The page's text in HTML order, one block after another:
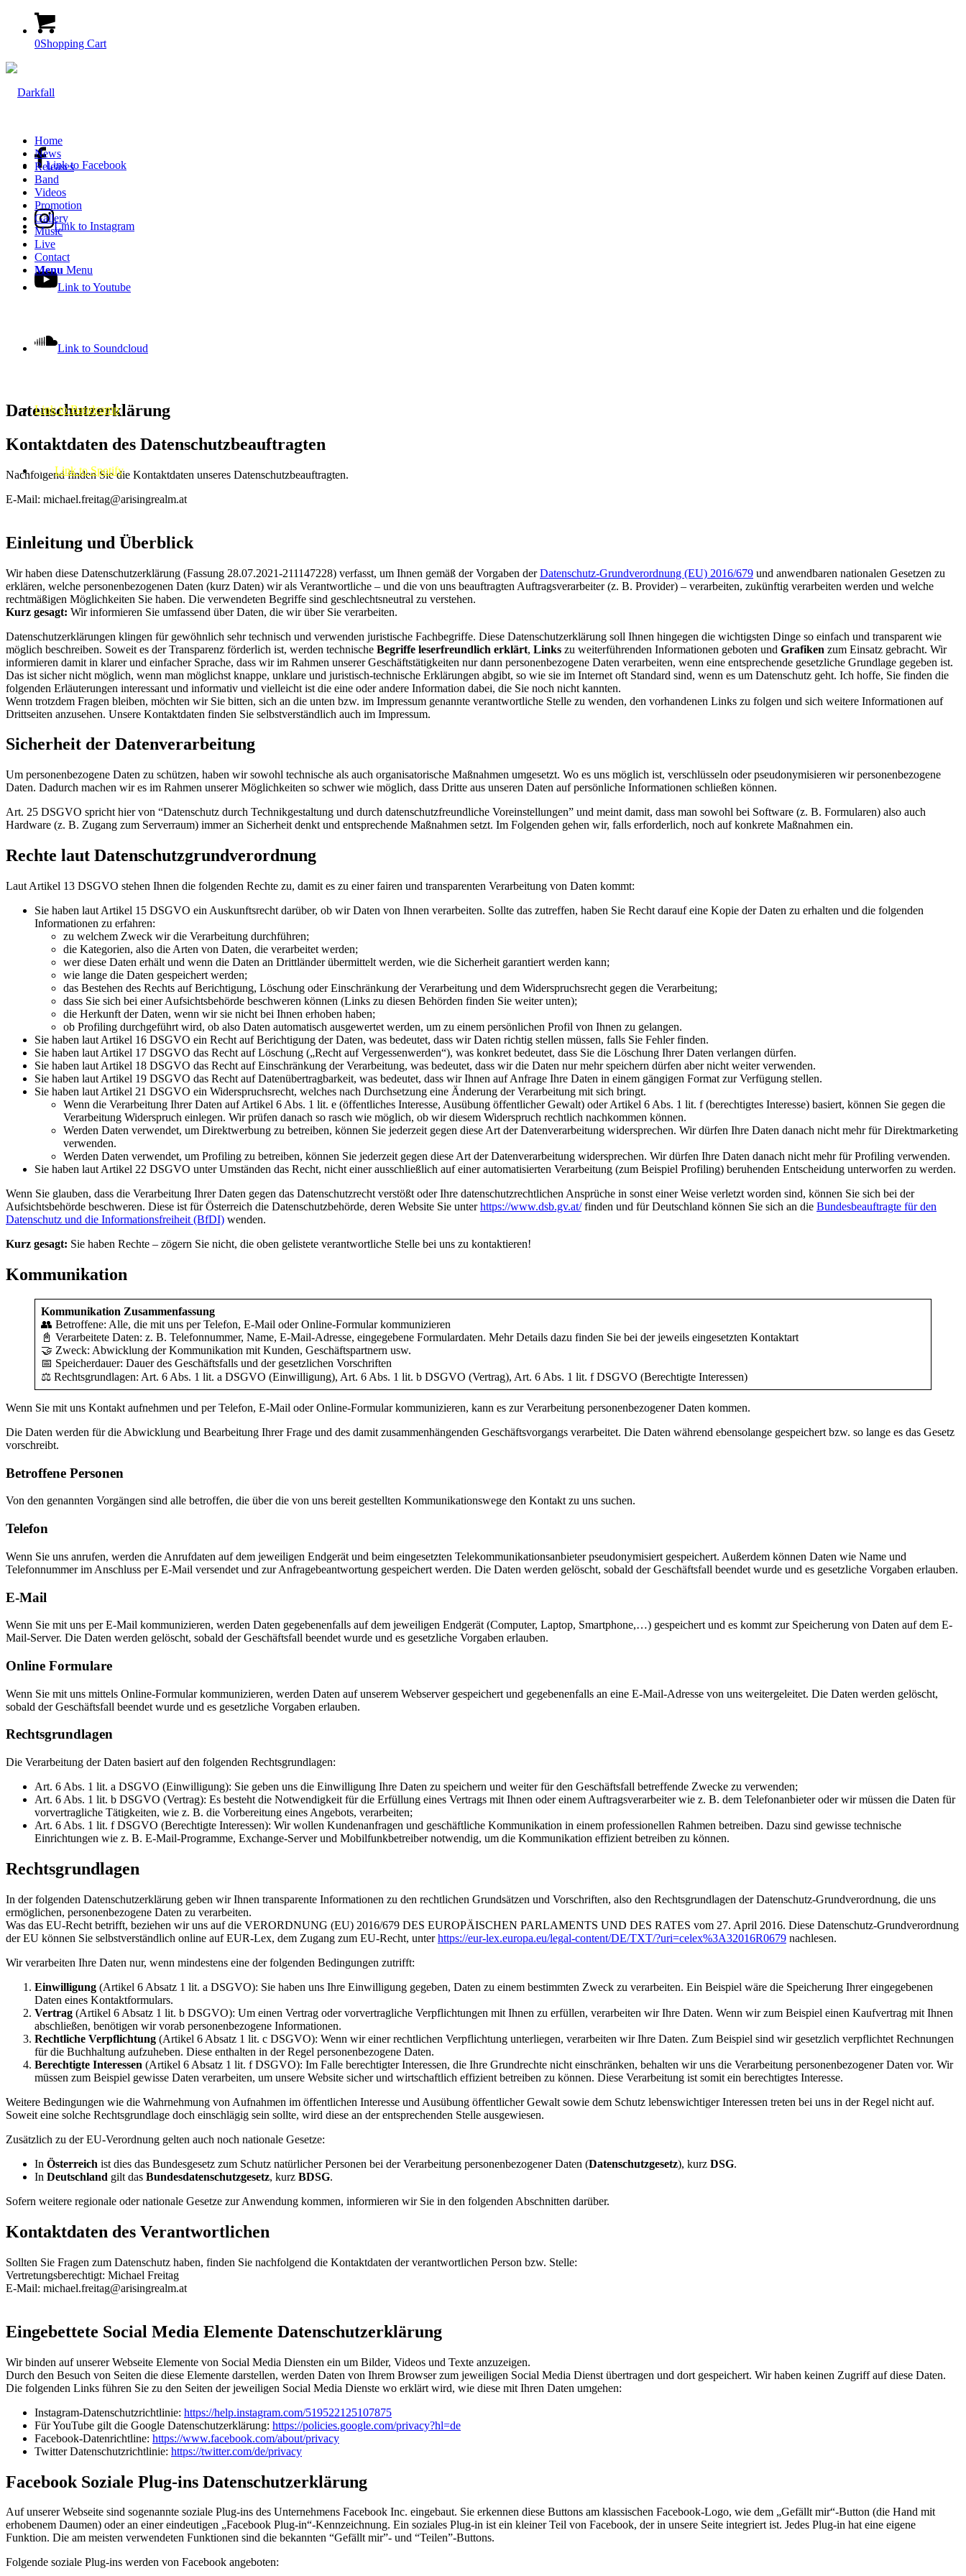
0Shopping Cart
Link to Facebook
Link to Instagram
Link to Youtube
Link to Soundcloud
Link to Bandcamp
Link to Spotify
Home
News
Releases
Band
Videos
Promotion
Gallery
Music
Live
Contact
Menu Menu
Datenschutzerklärung
Kontaktdaten des Datenschutzbeauftragten
Nachfolgend finden Sie die Kontaktdaten unseres Datenschutzbeauftragten.
E-Mail: michael.freitag@arisingrealm.at
Einleitung und Überblick
Wir haben diese Datenschutzerklärung (Fassung 28.07.2021-211147228) verfasst, um Ihnen gemäß der Vorgaben derDatenschutz-Grundverordnung (EU) 2016/679 und anwendbaren nationalen Gesetzen zu
erklären, welche personenbezogenen Daten (kurz Daten) wir als Verantwortliche – und die von uns beauftragten Auftragsverarbeiter (z. B. Provider) – verarbeiten, zukünftig verarbeiten werden und welche
rechtmäßigen Möglichkeiten Sie haben. Die verwendeten Begriffe sind geschlechtsneutral zu verstehen.
Kurz gesagt: Wir informieren Sie umfassend über Daten, die wir über Sie verarbeiten.
Datenschutzerklärungen klingen für gewöhnlich sehr technisch und verwenden juristische Fachbegriffe. Diese Datenschutzerklärung soll Ihnen hingegen die wichtigsten Dinge so einfach und transparent wie
möglich beschreiben. Soweit es der Transparenz förderlich ist, werden technische Begriffe leserfreundlich erklärt, Links zu weiterführenden Informationen geboten und Grafiken zum Einsatz gebracht. Wir
informieren damit in klarer und einfacher Sprache, dass wir im Rahmen unserer Geschäftstätigkeiten nur dann personenbezogene Daten verarbeiten, wenn eine entsprechende gesetzliche Grundlage gegeben ist.
Das ist sicher nicht möglich, wenn man möglichst knappe, unklare und juristisch-technische Erklärungen abgibt, so wie sie im Internet oft Standard sind, wenn es um Datenschutz geht. Ich hoffe, Sie finden die
folgenden Erläuterungen interessant und informativ und vielleicht ist die eine oder andere Information dabei, die Sie noch nicht kannten.
Wenn trotzdem Fragen bleiben, möchten wir Sie bitten, sich an die unten bzw. im Impressum genannte verantwortliche Stelle zu wenden, den vorhandenen Links zu folgen und sich weitere Informationen auf
Drittseiten anzusehen. Unsere Kontaktdaten finden Sie selbstverständlich auch im Impressum.
Sicherheit der Datenverarbeitung
Um personenbezogene Daten zu schützen, haben wir sowohl technische als auch organisatorische Maßnahmen umgesetzt. Wo es uns möglich ist, verschlüsseln oder pseudonymisieren wir personenbezogene
Daten. Dadurch machen wir es im Rahmen unserer Möglichkeiten so schwer wie möglich, dass Dritte aus unseren Daten auf persönliche Informationen schließen können.
Art. 25 DSGVO spricht hier von “Datenschutz durch Technikgestaltung und durch datenschutzfreundliche Voreinstellungen” und meint damit, dass man sowohl bei Software (z. B. Formularen) also auch
Hardware (z. B. Zugang zum Serverraum) immer an Sicherheit denkt und entsprechende Maßnahmen setzt. Im Folgenden gehen wir, falls erforderlich, noch auf konkrete Maßnahmen ein.
Rechte laut Datenschutzgrundverordnung
Laut Artikel 13 DSGVO stehen Ihnen die folgenden Rechte zu, damit es zu einer fairen und transparenten Verarbeitung von Daten kommt:
Sie haben laut Artikel 15 DSGVO ein Auskunftsrecht darüber, ob wir Daten von Ihnen verarbeiten. Sollte das zutreffen, haben Sie Recht darauf eine Kopie der Daten zu erhalten und die folgenden
Informationen zu erfahren:
zu welchem Zweck wir die Verarbeitung durchführen;
die Kategorien, also die Arten von Daten, die verarbeitet werden;
wer diese Daten erhält und wenn die Daten an Drittländer übermittelt werden, wie die Sicherheit garantiert werden kann;
wie lange die Daten gespeichert werden;
das Bestehen des Rechts auf Berichtigung, Löschung oder Einschränkung der Verarbeitung und dem Widerspruchsrecht gegen die Verarbeitung;
dass Sie sich bei einer Aufsichtsbehörde beschweren können (Links zu diesen Behörden finden Sie weiter unten);
die Herkunft der Daten, wenn wir sie nicht bei Ihnen erhoben haben;
ob Profiling durchgeführt wird, ob also Daten automatisch ausgewertet werden, um zu einem persönlichen Profil von Ihnen zu gelangen.
Sie haben laut Artikel 16 DSGVO ein Recht auf Berichtigung der Daten, was bedeutet, dass wir Daten richtig stellen müssen, falls Sie Fehler finden.
Sie haben laut Artikel 17 DSGVO das Recht auf Löschung („Recht auf Vergessenwerden“), was konkret bedeutet, dass Sie die Löschung Ihrer Daten verlangen dürfen.
Sie haben laut Artikel 18 DSGVO das Recht auf Einschränkung der Verarbeitung, was bedeutet, dass wir die Daten nur mehr speichern dürfen aber nicht weiter verwenden.
Sie haben laut Artikel 19 DSGVO das Recht auf Datenübertragbarkeit, was bedeutet, dass wir Ihnen auf Anfrage Ihre Daten in einem gängigen Format zur Verfügung stellen.
Sie haben laut Artikel 21 DSGVO ein Widerspruchsrecht, welches nach Durchsetzung eine Änderung der Verarbeitung mit sich bringt.
Wenn die Verarbeitung Ihrer Daten auf Artikel 6 Abs. 1 lit. e (öffentliches Interesse, Ausübung öffentlicher Gewalt) oder Artikel 6 Abs. 1 lit. f (berechtigtes Interesse) basiert, können Sie gegen die
Verarbeitung Widerspruch einlegen. Wir prüfen danach so rasch wie möglich, ob wir diesem Widerspruch rechtlich nachkommen können.
Werden Daten verwendet, um Direktwerbung zu betreiben, können Sie jederzeit gegen diese Art der Datenverarbeitung widersprechen. Wir dürfen Ihre Daten danach nicht mehr für Direktmarketing
verwenden.
Werden Daten verwendet, um Profiling zu betreiben, können Sie jederzeit gegen diese Art der Datenverarbeitung widersprechen. Wir dürfen Ihre Daten danach nicht mehr für Profiling verwenden.
Sie haben laut Artikel 22 DSGVO unter Umständen das Recht, nicht einer ausschließlich auf einer automatisierten Verarbeitung (zum Beispiel Profiling) beruhenden Entscheidung unterworfen zu werden.
Wenn Sie glauben, dass die Verarbeitung Ihrer Daten gegen das Datenschutzrecht verstößt oder Ihre datenschutzrechtlichen Ansprüche in sonst einer Weise verletzt worden sind, können Sie sich bei der
Aufsichtsbehörde beschweren. Diese ist für Österreich die Datenschutzbehörde, deren Website Sie unterhttps://www.dsb.gv.at/finden und für Deutschland können Sie sich an die Bundesbeauftragte für den
Datenschutz und die Informationsfreiheit (BfDI) wenden.
Kurz gesagt: Sie haben Rechte – zögern Sie nicht, die oben gelistete verantwortliche Stelle bei uns zu kontaktieren!
Kommunikation
Kommunikation Zusammenfassung
👥 Betroffene: Alle, die mit uns per Telefon, E-Mail oder Online-Formular kommunizieren
📓 Verarbeitete Daten: z. B. Telefonnummer, Name, E-Mail-Adresse, eingegebene Formulardaten. Mehr Details dazu finden Sie bei der jeweils eingesetzten Kontaktart
🤝 Zweck: Abwicklung der Kommunikation mit Kunden, Geschäftspartnern usw.
📅 Speicherdauer: Dauer des Geschäftsfalls und der gesetzlichen Vorschriften
⚖️ Rechtsgrundlagen: Art. 6 Abs. 1 lit. a DSGVO (Einwilligung), Art. 6 Abs. 1 lit. b DSGVO (Vertrag), Art. 6 Abs. 1 lit. f DSGVO (Berechtigte Interessen)
Wenn Sie mit uns Kontakt aufnehmen und per Telefon, E-Mail oder Online-Formular kommunizieren, kann es zur Verarbeitung personenbezogener Daten kommen.
Die Daten werden für die Abwicklung und Bearbeitung Ihrer Frage und des damit zusammenhängenden Geschäftsvorgangs verarbeitet. Die Daten während ebensolange gespeichert bzw. so lange es das Gesetz
vorschreibt.
Betroffene Personen
Von den genannten Vorgängen sind alle betroffen, die über die von uns bereit gestellten Kommunikationswege den Kontakt zu uns suchen.
Telefon
Wenn Sie uns anrufen, werden die Anrufdaten auf dem jeweiligen Endgerät und beim eingesetzten Telekommunikationsanbieter pseudonymisiert gespeichert. Außerdem können Daten wie Name und
Telefonnummer im Anschluss per E-Mail versendet und zur Anfragebeantwortung gespeichert werden. Die Daten werden gelöscht, sobald der Geschäftsfall beendet wurde und es gesetzliche Vorgaben erlauben.
E-Mail
Wenn Sie mit uns per E-Mail kommunizieren, werden Daten gegebenenfalls auf dem jeweiligen Endgerät (Computer, Laptop, Smartphone,…) gespeichert und es kommt zur Speicherung von Daten auf dem E-
Mail-Server. Die Daten werden gelöscht, sobald der Geschäftsfall beendet wurde und es gesetzliche Vorgaben erlauben.
Online Formulare
Wenn Sie mit uns mittels Online-Formular kommunizieren, werden Daten auf unserem Webserver gespeichert und gegebenenfalls an eine E-Mail-Adresse von uns weitergeleitet. Die Daten werden gelöscht,
sobald der Geschäftsfall beendet wurde und es gesetzliche Vorgaben erlauben.
Rechtsgrundlagen
Die Verarbeitung der Daten basiert auf den folgenden Rechtsgrundlagen:
Art. 6 Abs. 1 lit. a DSGVO (Einwilligung): Sie geben uns die Einwilligung Ihre Daten zu speichern und weiter für den Geschäftsfall betreffende Zwecke zu verwenden;
Art. 6 Abs. 1 lit. b DSGVO (Vertrag): Es besteht die Notwendigkeit für die Erfüllung eines Vertrags mit Ihnen oder einem Auftragsverarbeiter wie z. B. dem Telefonanbieter oder wir müssen die Daten für
vorvertragliche Tätigkeiten, wie z. B. die Vorbereitung eines Angebots, verarbeiten;
Art. 6 Abs. 1 lit. f DSGVO (Berechtigte Interessen): Wir wollen Kundenanfragen und geschäftliche Kommunikation in einem professionellen Rahmen betreiben. Dazu sind gewisse technische
Einrichtungen wie z. B. E-Mail-Programme, Exchange-Server und Mobilfunkbetreiber notwendig, um die Kommunikation effizient betreiben zu können.
Rechtsgrundlagen
In der folgenden Datenschutzerklärung geben wir Ihnen transparente Informationen zu den rechtlichen Grundsätzen und Vorschriften, also den Rechtsgrundlagen der Datenschutz-Grundverordnung, die uns
ermöglichen, personenbezogene Daten zu verarbeiten.
Was das EU-Recht betrifft, beziehen wir uns auf die VERORDNUNG (EU) 2016/679 DES EUROPÄISCHEN PARLAMENTS UND DES RATES vom 27. April 2016. Diese Datenschutz-Grundverordnung
der EU können Sie selbstverständlich online auf EUR-Lex, dem Zugang zum EU-Recht, unterhttps://eur-lex.europa.eu/legal-content/DE/TXT/?uri=celex%3A32016R0679 nachlesen.
Wir verarbeiten Ihre Daten nur, wenn mindestens eine der folgenden Bedingungen zutrifft:
Einwilligung (Artikel 6 Absatz 1 lit. a DSGVO): Sie haben uns Ihre Einwilligung gegeben, Daten zu einem bestimmten Zweck zu verarbeiten. Ein Beispiel wäre die Speicherung Ihrer eingegebenen
Daten eines Kontaktformulars.
Vertrag (Artikel 6 Absatz 1 lit. b DSGVO): Um einen Vertrag oder vorvertragliche Verpflichtungen mit Ihnen zu erfüllen, verarbeiten wir Ihre Daten. Wenn wir zum Beispiel einen Kaufvertrag mit Ihnen
abschließen, benötigen wir vorab personenbezogene Informationen.
Rechtliche Verpflichtung (Artikel 6 Absatz 1 lit. c DSGVO): Wenn wir einer rechtlichen Verpflichtung unterliegen, verarbeiten wir Ihre Daten. Zum Beispiel sind wir gesetzlich verpflichtet Rechnungen
für die Buchhaltung aufzuheben. Diese enthalten in der Regel personenbezogene Daten.
Berechtigte Interessen (Artikel 6 Absatz 1 lit. f DSGVO): Im Falle berechtigter Interessen, die Ihre Grundrechte nicht einschränken, behalten wir uns die Verarbeitung personenbezogener Daten vor. Wir
müssen zum Beispiel gewisse Daten verarbeiten, um unsere Website sicher und wirtschaftlich effizient betreiben zu können. Diese Verarbeitung ist somit ein berechtigtes Interesse.
Weitere Bedingungen wie die Wahrnehmung von Aufnahmen im öffentlichen Interesse und Ausübung öffentlicher Gewalt sowie dem Schutz lebenswichtiger Interessen treten bei uns in der Regel nicht auf.
Soweit eine solche Rechtsgrundlage doch einschlägig sein sollte, wird diese an der entsprechenden Stelle ausgewiesen.
Zusätzlich zu der EU-Verordnung gelten auch noch nationale Gesetze:
In Österreich ist dies das Bundesgesetz zum Schutz natürlicher Personen bei der Verarbeitung personenbezogener Daten (Datenschutzgesetz), kurz DSG.
In Deutschland gilt das Bundesdatenschutzgesetz, kurz BDSG.
Sofern weitere regionale oder nationale Gesetze zur Anwendung kommen, informieren wir Sie in den folgenden Abschnitten darüber.
Kontaktdaten des Verantwortlichen
Sollten Sie Fragen zum Datenschutz haben, finden Sie nachfolgend die Kontaktdaten der verantwortlichen Person bzw. Stelle:
Vertretungsberechtigt: Michael Freitag
E-Mail: michael.freitag@arisingrealm.at
Eingebettete Social Media Elemente Datenschutzerklärung
Wir binden auf unserer Webseite Elemente von Social Media Diensten ein um Bilder, Videos und Texte anzuzeigen.
Durch den Besuch von Seiten die diese Elemente darstellen, werden Daten von Ihrem Browser zum jeweiligen Social Media Dienst übertragen und dort gespeichert. Wir haben keinen Zugriff auf diese Daten.
Die folgenden Links führen Sie zu den Seiten der jeweiligen Social Media Dienste wo erklärt wird, wie diese mit Ihren Daten umgehen:
Instagram-Datenschutzrichtlinie: https://help.instagram.com/519522125107875
Für YouTube gilt die Google Datenschutzerklärung: https://policies.google.com/privacy?hl=de
Facebook-Datenrichtline: https://www.facebook.com/about/privacy
Twitter Datenschutzrichtlinie: https://twitter.com/de/privacy
Facebook Soziale Plug-ins Datenschutzerklärung
Auf unserer Webseite sind sogenannte soziale Plug-ins des Unternehmens Facebook Inc. eingebaut. Sie erkennen diese Buttons am klassischen Facebook-Logo, wie dem „Gefällt mir“-Button (die Hand mit
erhobenem Daumen) oder an einer eindeutigen „Facebook Plug-in“-Kennzeichnung. Ein soziales Plug-in ist ein kleiner Teil von Facebook, der in unsere Seite integriert ist. Jedes Plug-in hat eine eigene
Funktion. Die am meisten verwendeten Funktionen sind die bekannten “Gefällt mir”- und “Teilen”-Buttons.
Folgende soziale Plug-ins werden von Facebook angeboten: